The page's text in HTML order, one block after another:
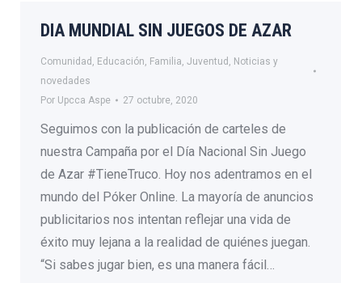
DIA MUNDIAL SIN JUEGOS DE AZAR
Comunidad , Educación, Familia, Juventud , Noticias y
novedades
Por Upcca Aspe 27 octubre, 2020
Seguimos con la publicación de carteles de
nuestra Campaña por el Día Nacional Sin Juego
de Azar #TieneTruco. Hoy nos adentramos en el
mundo del Póker Online. La mayoría de anuncios
publicitarios nos intentan reflejar una vida de
éxito muy lejana a la realidad de quiénes juegan.
“Si sabes jugar bien, es una manera fácil…